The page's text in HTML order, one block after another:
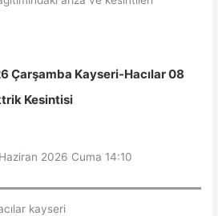
Çarşamba Kayseri-Hacılar 08
Kesintisi
2026 Cuma 14:10
kayseri